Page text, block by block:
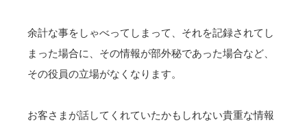
余計な事をしゃべってしまって、それを記録されてし
まった場合に、その情報が部外秘であった場合など、
その役員の立場がなくなります。
お客さまが話してくれていたかもしれない貴重な情報